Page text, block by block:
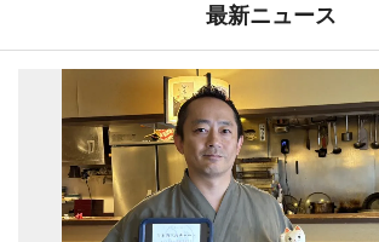
最新ニュース